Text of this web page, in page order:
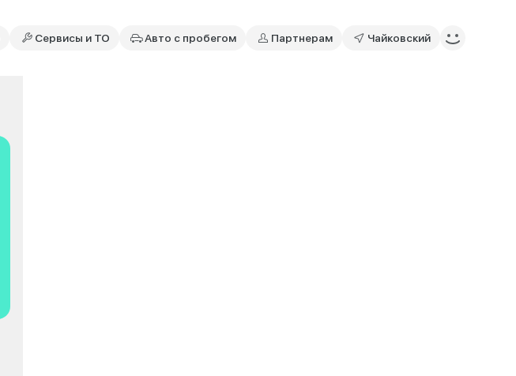
Сервисы и ТО Авто с пробегом Партнерам Чайковский